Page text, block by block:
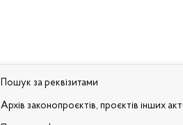
Пошук за реквізитами
Архів законопроєктів, проєктів інших